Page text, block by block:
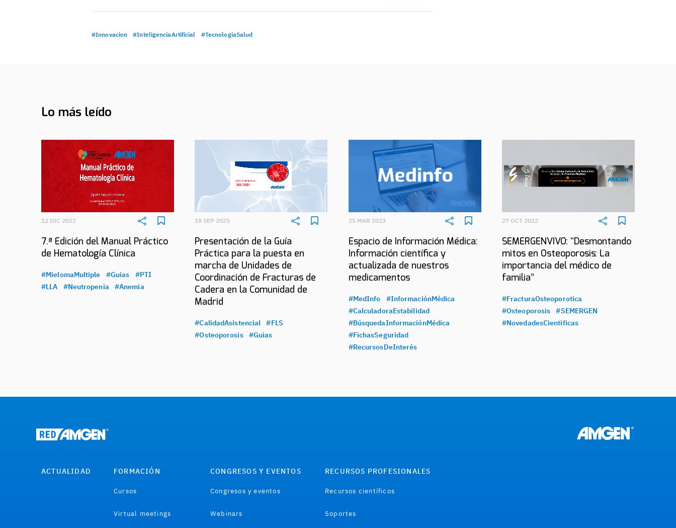
#Innovacion #InteligenciaArtificial #TecnologiaSalud
Lo más leído
12 DIC 2022
7.ª Edición del Manual Práctico
de Hematología Clínica
#MielomaMultiple #Guias
#PTI
#LLA
#Neutropenia #Anemia
18 SEP 2025
Presentación de la Guía
Práctica para la puesta en
marcha de Unidades de
Coordinación de Fracturas de
Cadera en la Comunidad de
Madrid
#CalidadAsistencial
#FLS
#Osteoporosis
#Guias
25 MAR 2023
Espacio de Información Médica:
Información científica y
actualizada de nuestros
medicamentos
#MedInfo
#InformaciónMédica
#CalculadoraEstabilidad
#BúsquedaInformaciónMédica
#FichasSeguridad
#RecursosDeInterés
27 OCT 2022
SEMERGENVIVO: “Desmontando
mitos en Osteoporosis: La
importancia del médico de
familia”
#FracturaOsteoporotica
#Osteoporosis
#SEMERGEN
#NovedadesCientificas
ACTUALIDAD FORMACIÓN
Cursos
Virtual meetings
CONGRESOS Y EVENTOS
Congresos y eventos
Webinars
RECURSOS PROFESIONALES
Recursos científicos
Soportes